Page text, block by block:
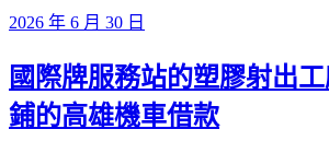
發
於
2026 年 6 月 30 日
國際牌服務站的塑膠射出
鋪的高雄機車借款